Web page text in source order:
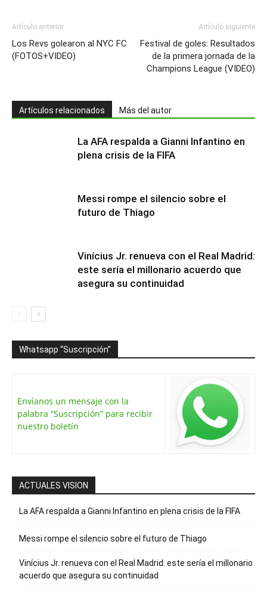
Artículo anterior
Los Revs golearon al NYC FC
(FOTOS+VIDEO)
Artículo siguiente
Festival de goles: Resultados
de la primera jornada de la
Champions League (VIDEO)
Artículos relacionados Más del autor
La AFA respalda a Gianni Infantino en
plena crisis de la FIFA
Messi rompe el silencio sobre el
futuro de Thiago
Vinícius Jr. renueva con el Real Madrid:
este sería el millonario acuerdo que
asegura su continuidad
Whatsapp “Suscripción”
Envíanos un mensaje con la
palabra “Suscripción” para recibir
nuestro boletín
ACTUALES VISION
La AFA respalda a Gianni Infantino en plena crisis de la FIFA
Messi rompe el silencio sobre el futuro de Thiago
Vinícius Jr. renueva con el Real Madrid: este sería el millonario
acuerdo que asegura su continuidad